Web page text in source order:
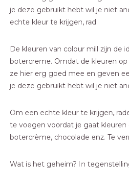
je deze gebruikt hebt wil je niet
echte kleur te krijgen, rad
De kleuren van colour mill zijn de
botercreme. Omdat de kleuren
ze hier erg goed mee en geven
je deze gebruikt hebt wil je niet
Om een ​​echte kleur te krijgen,
te voegen voordat je gaat
botercrème, chocolade enz. Te
Wat is het geheim? In